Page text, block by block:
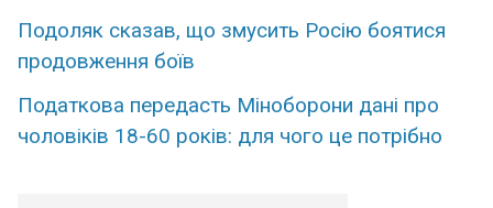
Подоляк сказав, що змусить Росію боятися
продовження боїв
Податкова передасть Міноборони дані про
чоловіків 18-60 років: для чого це потрібно